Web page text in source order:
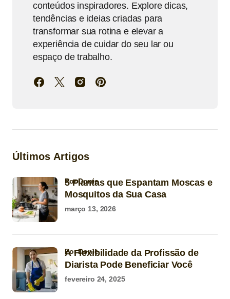
conteúdos inspiradores. Explore dicas,
tendências e ideias criadas para
transformar sua rotina e elevar a
experiência de cuidar do seu lar ou
espaço de trabalho.
Últimos Artigos
5 Plantas que Espantam Moscas e
Mosquitos da Sua Casa
por Donie
março 13, 2026
A Flexibilidade da Profissão de
Diarista Pode Beneficiar Você
por Donie
fevereiro 24, 2025